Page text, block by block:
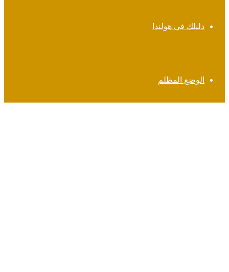
دليلك في هولندا
الوضع المظلم